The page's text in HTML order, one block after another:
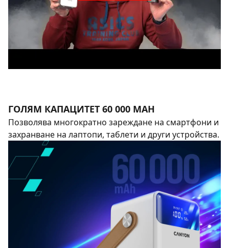
ГОЛЯМ КАПАЦИТЕТ 60 000 MAH
Позволява многократно зареждане на смартфони и
захранване на лаптопи, таблети и други устройства.